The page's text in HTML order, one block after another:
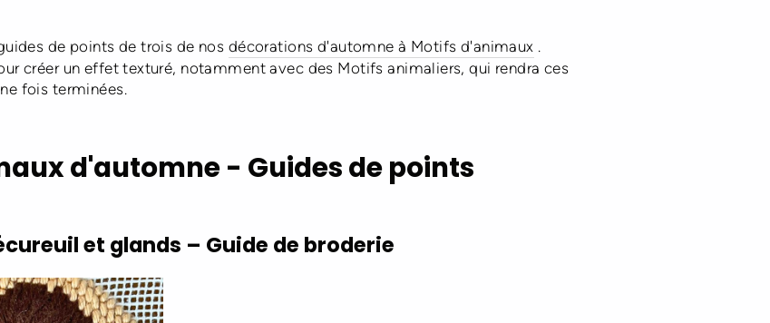
de points de trois de nos décorations d'automne à Motifs d'animaux .
créer un effet texturé, notamment avec des Motifs animaliers, qui rendra ces
fois terminées.
d'automne - Guides de points
et glands – Guide de broderie